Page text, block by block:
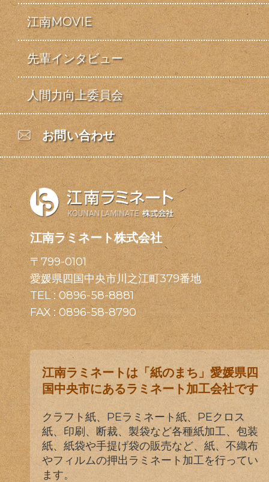
江南MOVIE
先輩インタビュー
人間力向上委員会
お問い合わせ
江南ラミネート株式会社
〒799-0101
愛媛県四国中央市川之江町379番地
TEL :0896-58-8881
FAX : 0896-58-8790
江南ラミネートは「紙のまち」愛媛県四
国中央市にあるラミネート加工会社です
クラフト紙、PEラミネート紙、PEクロス
紙、印刷、断裁、製袋など各種紙加工、包装
紙、紙袋や手提げ袋の販売など、紙、不織布
やフィルムの押出ラミネート加工を行ってい
ます。